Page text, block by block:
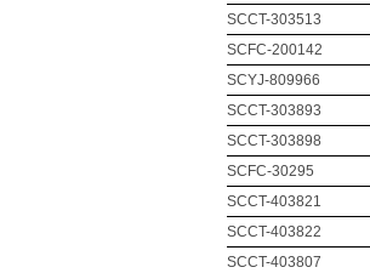
SCCT-303513
SCFC-200142
SCYJ-809966
SCCT-303893
SCCT-303898
SCFC-30295
SCCT-403821
SCCT-403822
SCCT-403807